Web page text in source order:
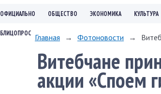
ОФИЦИАЛЬНО ОБЩЕСТВО ЭКОНОМИКА КУЛЬТУРА
БЛИЦОПРОС Главная → Фотоновости →
Витебчане
акции «Споем